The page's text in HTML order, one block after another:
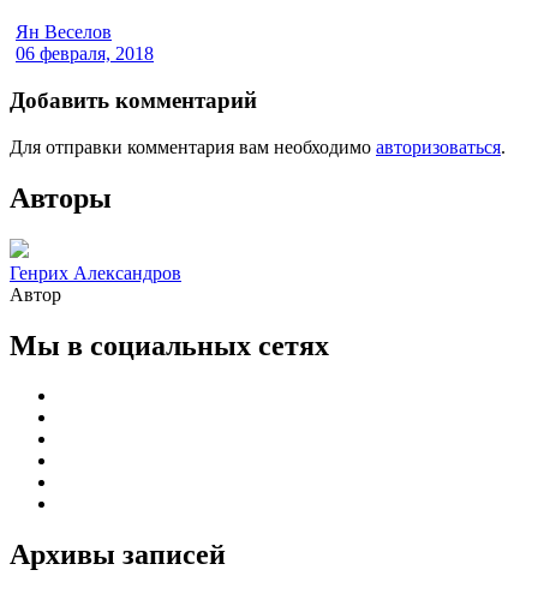
Ян Веселов
06 февраля, 2018
Добавить комментарий
Для отправки комментария вам необходимо авторизоваться.
Авторы
Генрих Александров
Автор
Мы в социальных сетях
Архивы записей